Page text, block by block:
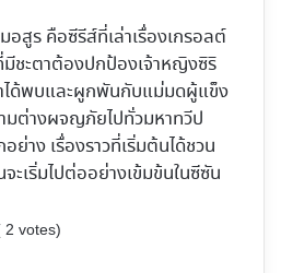
อสูร คือซีรีส์ที่เล่าเรื่องเกรอลต์
ชะตาต้องปกป้องเจ้าหญิงซิริ
ได้พบและผูกพันกับแม่มดผู้แข็ง
มต่างผจญภัยไปทั่วมหาทวีป
ย่าง เรื่องราวที่เริ่มต้นได้ชวน
ะเริ่มไปต่ออย่างเข้มข้นในซีซัน
2 votes)